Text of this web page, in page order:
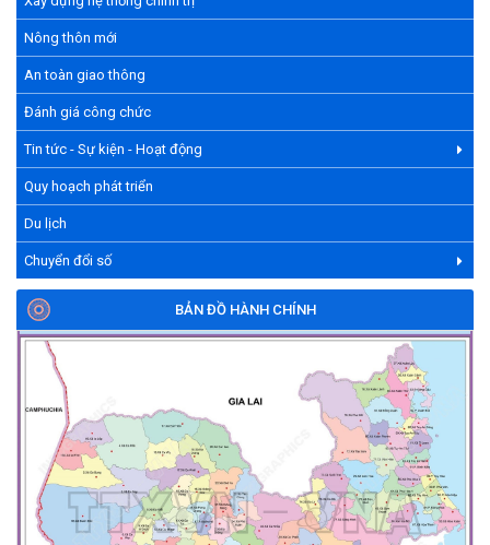
Nông thôn mới
An toàn giao thông
Đánh giá công chức
Tin tức - Sự kiện - Hoạt động
Quy hoạch phát triển
Du lịch
Chuyển đổi số
BẢN ĐỒ HÀNH CHÍNH